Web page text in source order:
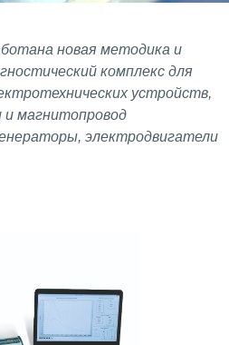
прикладные
исследования
база
Земли
физика
новая методика и
комплекс для
устройств,
магнитопровод
электродвигатели